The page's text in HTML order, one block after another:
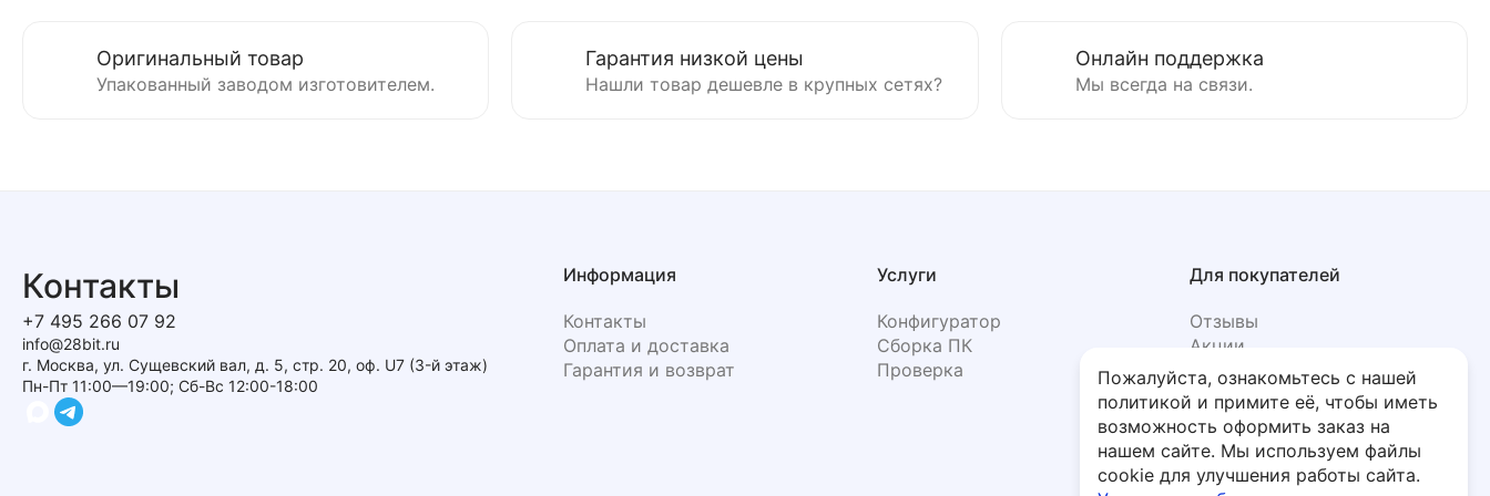
Оригинальный товар
Упакованный заводом изготовителем.
Гарантия низкой цены
Нашли товар дешевле в крупных сетях?
Онлайн поддержка
Мы всегда на связи.
Контакты
+7 495 266 07 92
info@28bit.ru
г. Москва, ул. Сущевский вал, д. 5, стр. 20, оф. U7 (3-й этаж)
Пн-Пт 11:00—19:00; Сб-Вс 12:00-18:00
Информация
Контакты
Оплата и доставка
Гарантия и возврат
Услуги
Конфигуратор
Сборка ПК
Проверка
Для покупателей
Отзывы
Акции
Фото
Пожалуйста, ознакомьтесь с нашей
политикой и примите её, чтобы иметь
возможность оформить заказ на
нашем сайте. Мы используем файлы
cookie для улучшения работы сайта.